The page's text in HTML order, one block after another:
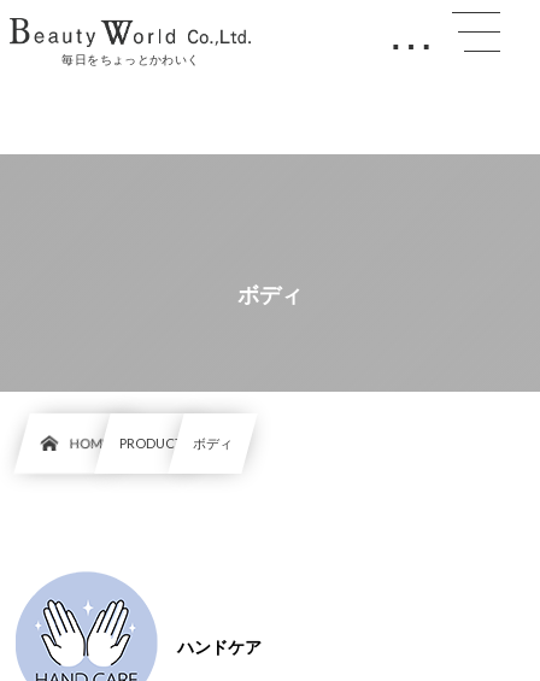
毎日をちょっとかわいく …
ボディ
HOME PRODUCT ボディ
ハンドケア